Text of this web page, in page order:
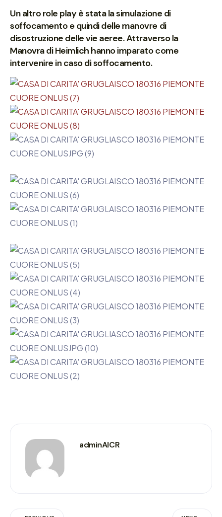
Un altro role play è stata la simulazione di
soffocamento e quindi delle manovre di
disostruzione delle vie aeree. Attraverso la
Manovra di Heimlich hanno imparato come
intervenire in caso di soffocamento.
adminAICR